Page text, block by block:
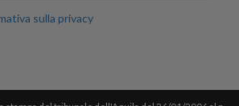
sulla privacy